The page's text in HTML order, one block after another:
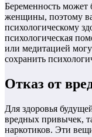
Беременность может
женщины, поэтому
психологическому
психологическая
или медитацией
сохранить
Отказ от
Для здоровья
вредных привычек,
наркотиков. Эти